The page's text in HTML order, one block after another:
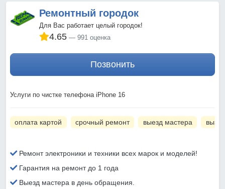
Ремонтный городок
Для Вас работает целый городок!
4.65 991 оценка
Позвонить
Услуги по чистке телефона iPhone 16
оплата картой срочный ремонт выезд мастера
Ремонт электроники и техники всех марок и моделей!
Гарантия на ремонт до 1 года
Выезд мастера в день обращения.